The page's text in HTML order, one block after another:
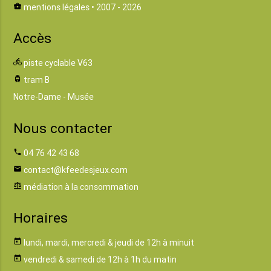
business_center mentions légales • 2007 - 2026
Accès
directions_bike piste cyclable V63
tram tram B
Notre-Dame - Musée
Nous contacter
phone 04 76 42 43 68
email contact@kfeedesjeux.com
balance médiation à la consommation
Horaires
today lundi, mardi, mercredi & jeudi de 12h à minuit
today vendredi & samedi de 12h à 1h du matin